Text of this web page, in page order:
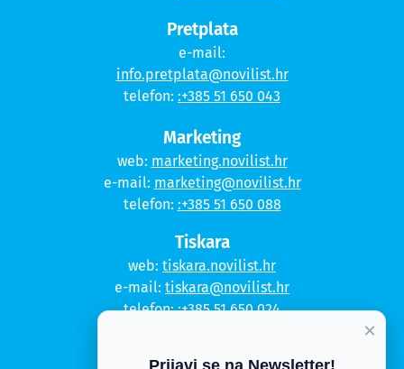
Pretplata
e-mail:
info.pretplata@novilist.hr
telefon: :+385 51 650 043
Marketing
web: marketing.novilist.hr
e-mail: marketing@novilist.hr
telefon: :+385 51 650 088
Tiskara
web: tiskara.novilist.hr
e-mail: tiskara@novilist.hr
telefon::+385 51 650 024
×
Prijavi se na Newsletter!